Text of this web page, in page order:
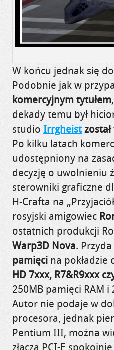
W końcu jednak się
Podobnie jak w
komercyjnym tytułem
dekady temu był
studio Irrgheist
Po kilku latach
udostępniony na
decyzję o uwolnieniu
sterowniki graficzne
H-Crafta na „
rosyjski amigowiec
ostatnich produkcji
Warp3D Nova.
pamięci na
HD 7xxx, R7&R9xxx
250MB pamięci RAM i
Autor nie podaje w
procesora, jednak
Pentium III, można
złącza PCI-E spokojnie